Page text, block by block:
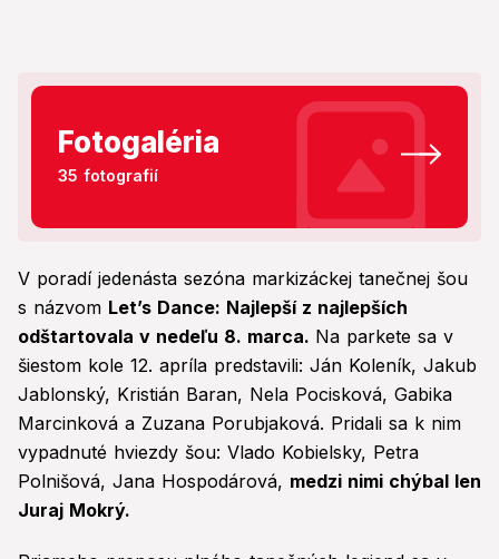
Fotogaléria
35 fotografií
V poradí jedenásta sezóna markizáckej tanečnej šou
s názvom Let’s Dance: Najlepší z najlepších
odštartovala v nedeľu 8. marca. Na parkete sa v
šiestom kole 12. apríla predstavili: Ján Koleník, Jakub
Jablonský, Kristián Baran, Nela Pocisková, Gabika
Marcinková a Zuzana Porubjaková. Pridali sa k nim
vypadnuté hviezdy šou: Vlado Kobielsky, Petra
Polnišová, Jana Hospodárová, medzi nimi chýbal len
Juraj Mokrý.